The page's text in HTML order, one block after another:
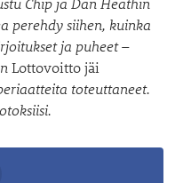
perehdy siihen, kuinka
ja puheet –
Lottovoitto jäi
toteuttaneet.